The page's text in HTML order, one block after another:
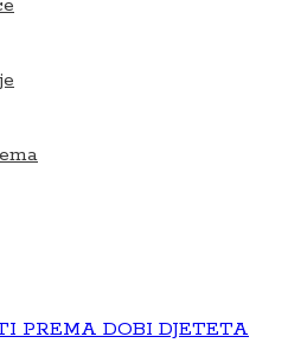
PREMA DOBI DJETETA